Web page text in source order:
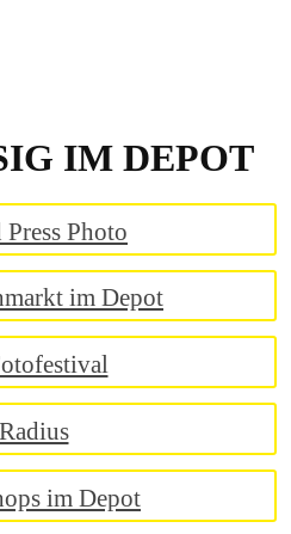
IM DEPOT